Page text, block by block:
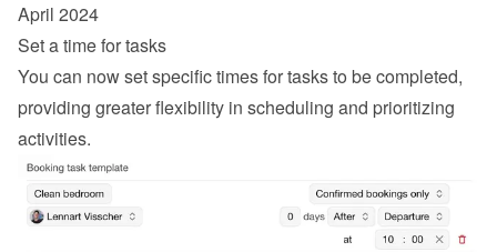
April 2024
Set a time for tasks
You can now set specific times for tasks to be completed,
providing greater flexibility in scheduling and prioritizing
activities.